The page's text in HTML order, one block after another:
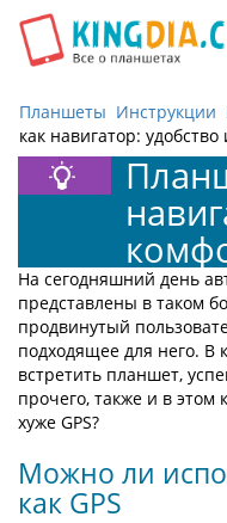
Планшеты Инструкции
как навигатор:
На сегодняшний день
представлены в таком
продвинутый
подходящее для него. В
встретить планшет,
прочего, также и в
хуже GPS?
Можно ли
как GPS